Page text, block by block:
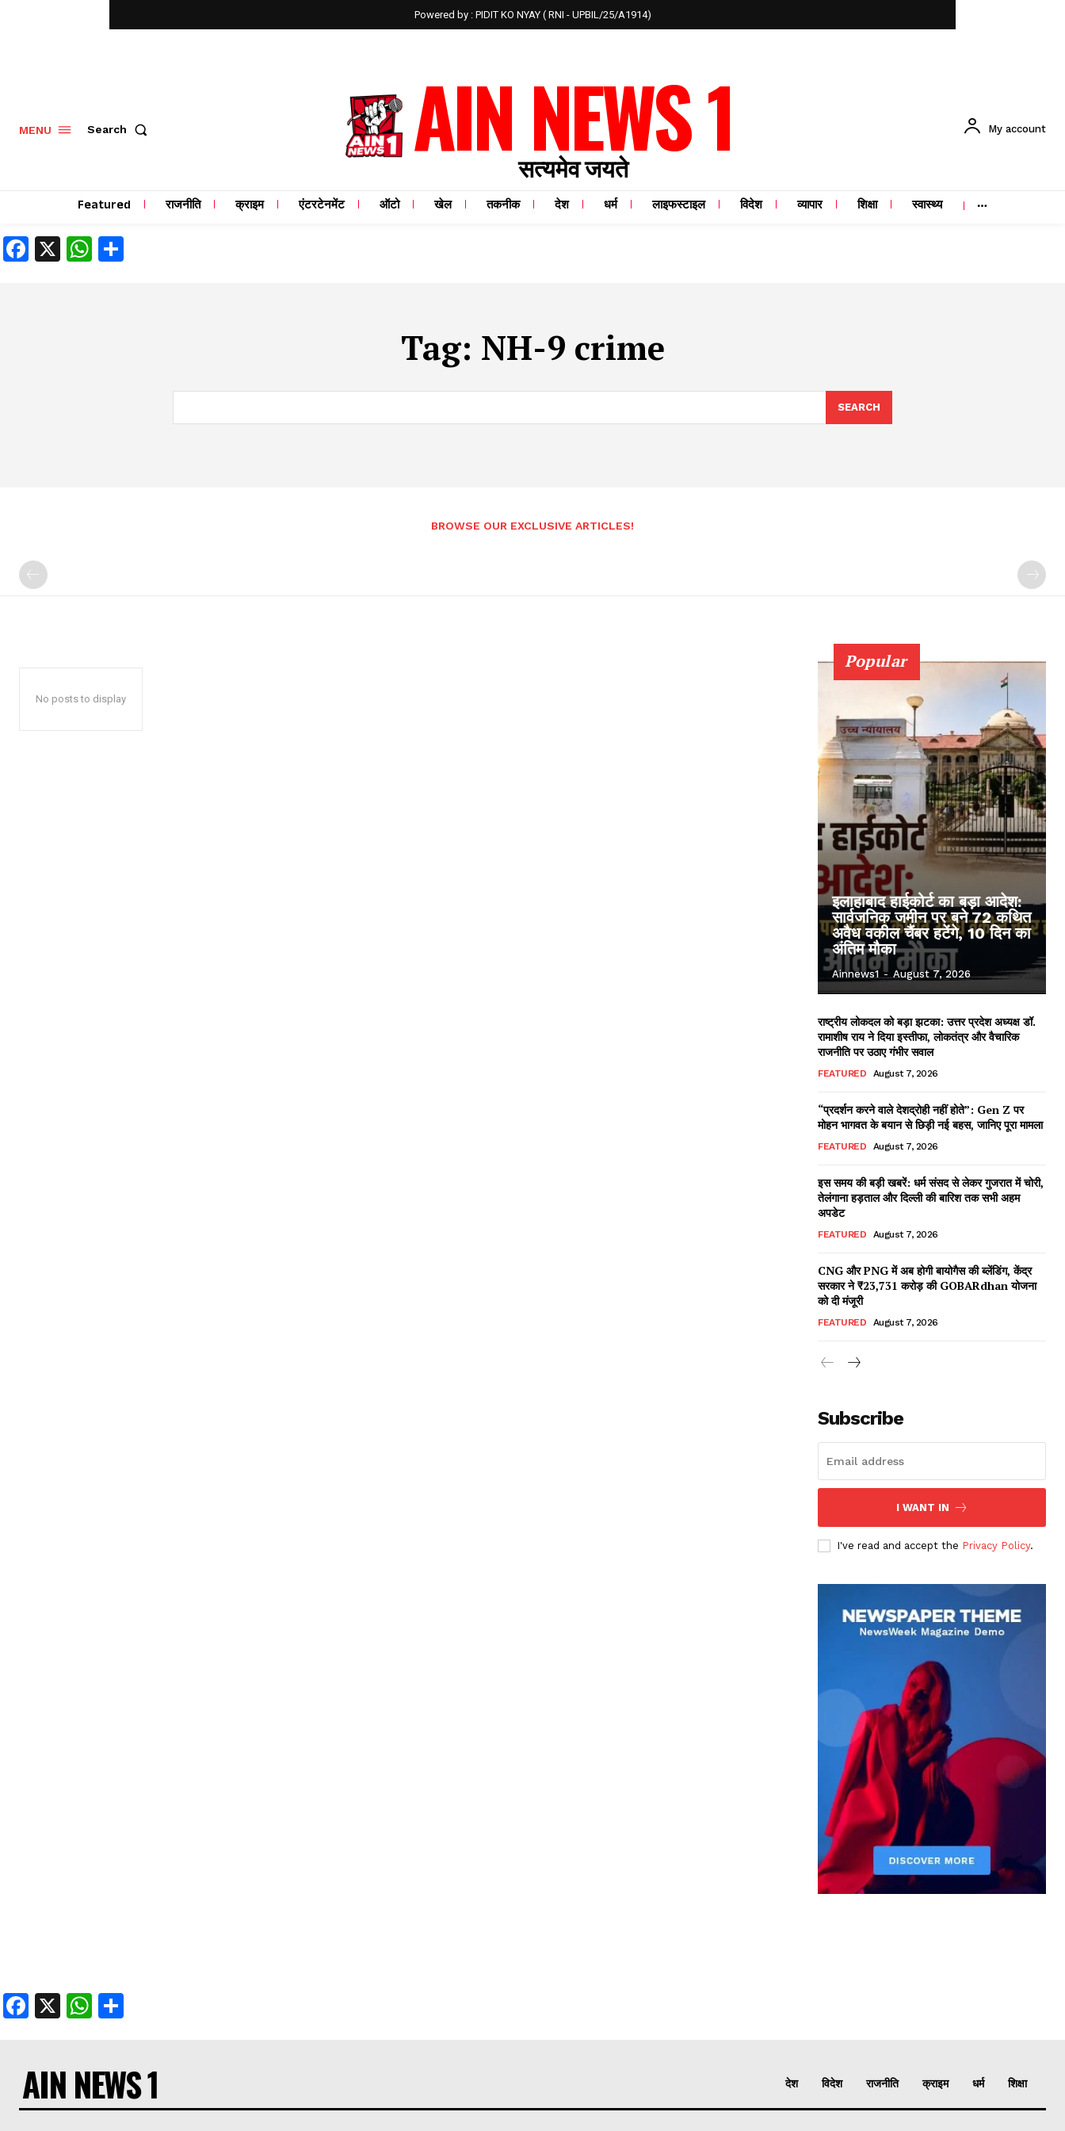
Powered by : PIDIT KO NYAY ( RNI - UPBIL/25/A1914)
MENU Search AIN NEWS 1
सत्यमेव जयते
My account
Featured राजनीति क्राइम एंटरटेनमेंट ऑटो खेल तकनीक देश धर्म लाइफस्टाइल विदेश व्यापार शिक्षा स्वास्थ्य
Facebook
X WhatsApp
Tag: NH-9 crime
SEARCH
BROWSE OUR EXCLUSIVE ARTICLES!
No posts to display
Popular
इलाहाबाद हाईकोर्ट का बड़ा आदेश:
सार्वजनिक जमीन पर बने 72 कथित
अवैध वकील चैंबर हटेंगे, 10 दिन का
अंतिम मौका
Ainnews1 - August 7, 2026
राष्ट्रीय लोकदल को बड़ा झटका: उत्तर प्रदेश अध्यक्ष डॉ.
रामाशीष राय ने दिया इस्तीफा, लोकतंत्र और वैचारिक
राजनीति पर उठाए गंभीर सवाल
FEATURED August 7, 2026
“प्रदर्शन करने वाले देशद्रोही नहीं होते”: Gen Z पर
मोहन भागवत के बयान से छिड़ी नई बहस, जानिए पूरा मामला
FEATURED August 7, 2026
इस समय की बड़ी खबरें: धर्म संसद से लेकर गुजरात में चोरी,
तेलंगाना हड़ताल और दिल्ली की बारिश तक सभी अहम
अपडेट
FEATURED August 7, 2026
CNG और PNG में अब होगी बायोगैस की ब्लेंडिंग, केंद्र
सरकार ने ₹23,731 करोड़ की GOBARdhan योजना
को दी मंजूरी
FEATURED August 7, 2026
Subscribe
I WANT IN
I've read and accept the Privacy Policy.
Facebook
X WhatsApp
AIN NEWS 1 देश विदेश राजनीति क्राइम धर्म शिक्षा